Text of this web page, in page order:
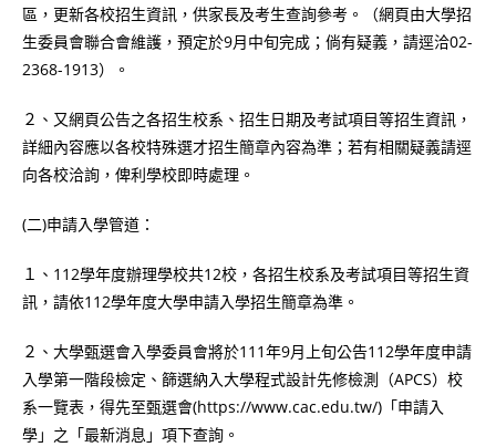
區，更新各校招生資訊，供家長及考生查詢參考。（網頁由大學招
生委員會聯合會維護，預定於9月中旬完成；倘有疑義，請逕洽02-
2368-1913）。
２、又網頁公告之各招生校系、招生日期及考試項目等招生資訊，
詳細內容應以各校特殊選才招生簡章內容為準；若有相關疑義請逕
向各校洽詢，俾利學校即時處理。
(二)申請入學管道：
１、112學年度辦理學校共12校，各招生校系及考試項目等招生資
訊，請依112學年度大學申請入學招生簡章為準。
２、大學甄選會入學委員會將於111年9月上旬公告112學年度申請
入學第一階段檢定、篩選納入大學程式設計先修檢測（APCS）校
系一覽表，得先至甄選會(https://www.cac.edu.tw/)「申請入
學」之「最新消息」項下查詢。